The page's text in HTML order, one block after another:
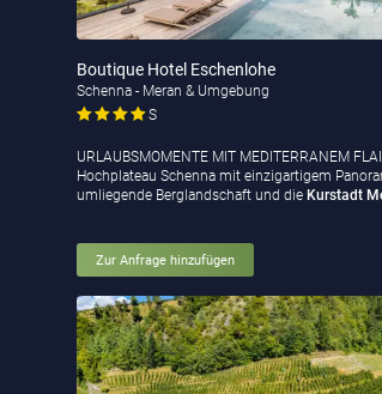
Boutique Hotel Eschenlohe
Schenna - Meran & Umgebung
S
URLAUBSMOMENTE MIT MEDITERRANEM
Hochplateau Schenna mit einzigartigem
umliegende Berglandschaft und die Kurstadt
Zur Anfrage hinzufügen